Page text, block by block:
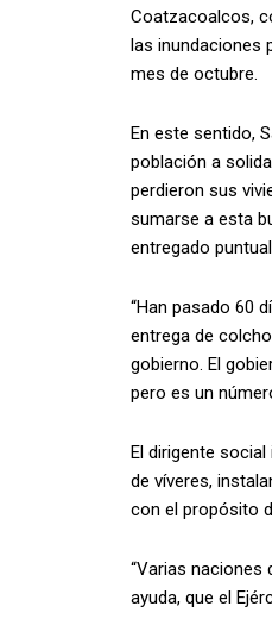
Coatzacoalcos,
las inundaciones
mes de octubre.
En este sentido,
población a
perdieron sus
sumarse a esta
entregado
“Han pasado 60
entrega de
gobierno. El
pero es un
El dirigente
de víveres,
con el propósito
“Varias
ayuda, que el